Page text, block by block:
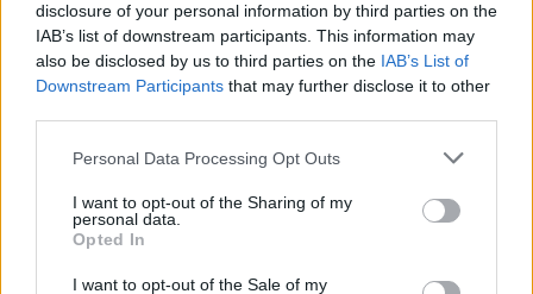
disclosure of your personal information by third parties on the
IAB’s list of downstream participants. This information may
also be disclosed by us to third parties on the IAB’s List of
Downstream Participants that may further disclose it to other
Please note that this website/app uses one or more Google
not limited to your visit or usage behaviour. You may click to
grant or deny consent to Google and its third-party tags to
use your data for below specified purposes in below Google
consent section.
Personal Data Processing Opt Outs
I want to opt-out of the Sharing of my
personal data.
Opted In
I want to opt-out of the Sale of my
Σένγκεν υπό πίεση: Τι αλλάζει στα
ευρωπαϊκά σύνορα η κόντρα Ισπανίας,
08.08.2026